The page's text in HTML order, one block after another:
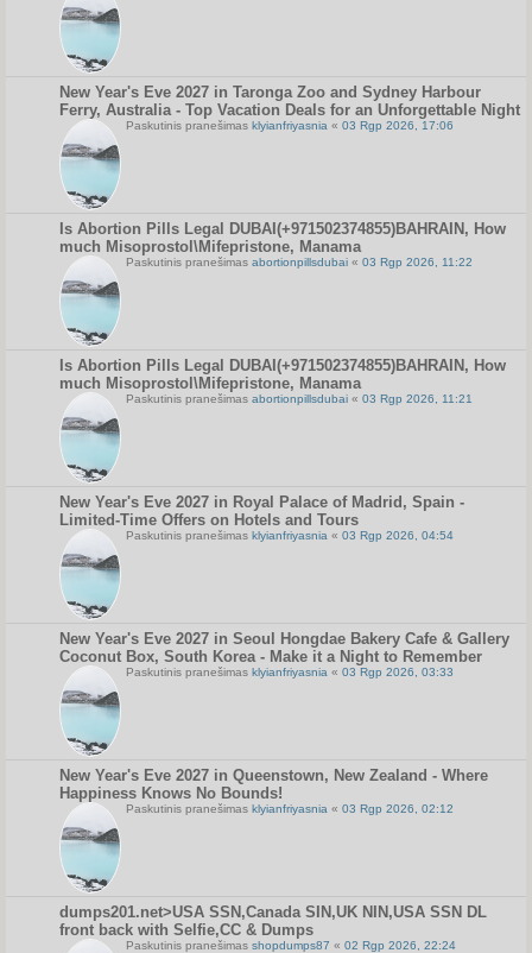
New Year's Eve 2027 in Taronga Zoo and Sydney Harbour
Ferry, Australia - Top Vacation Deals for an Unforgettable Night
Paskutinis pranešimas klyianfriyasnia « 03 Rgp 2026, 17:06
Is Abortion Pills Legal DUBAI(+971502374855)BAHRAIN, How
much Misoprostol\Mifepristone, Manama
Paskutinis pranešimas abortionpillsdubai « 03 Rgp 2026, 11:22
Is Abortion Pills Legal DUBAI(+971502374855)BAHRAIN, How
much Misoprostol\Mifepristone, Manama
Paskutinis pranešimas abortionpillsdubai « 03 Rgp 2026, 11:21
New Year's Eve 2027 in Royal Palace of Madrid, Spain -
Limited-Time Offers on Hotels and Tours
Paskutinis pranešimas klyianfriyasnia « 03 Rgp 2026, 04:54
New Year's Eve 2027 in Seoul Hongdae Bakery Cafe & Gallery
Coconut Box, South Korea - Make it a Night to Remember
Paskutinis pranešimas klyianfriyasnia « 03 Rgp 2026, 03:33
New Year's Eve 2027 in Queenstown, New Zealand - Where
Happiness Knows No Bounds!
Paskutinis pranešimas klyianfriyasnia « 03 Rgp 2026, 02:12
dumps201.net>USA SSN,Canada SIN,UK NIN,USA SSN DL
front back with Selfie,CC & Dumps
Paskutinis pranešimas shopdumps87 « 02 Rgp 2026, 22:24